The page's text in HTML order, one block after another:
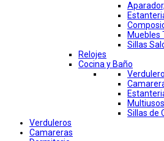
Muebles
Sillas
Relojes
Cocina y Baño
Multiusos
Sillas de
Verduleros
Camareras